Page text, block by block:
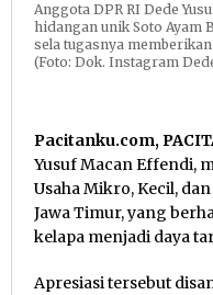
Anggota DPR RI Dede
hidangan unik Soto Ayam
sela tugasnya
(Foto: Dok. Instagram
Pacitanku.com,
Yusuf Macan Effendi,
Usaha Mikro, Kecil,
Jawa Timur, yang
kelapa menjadi daya
Apresiasi tersebut